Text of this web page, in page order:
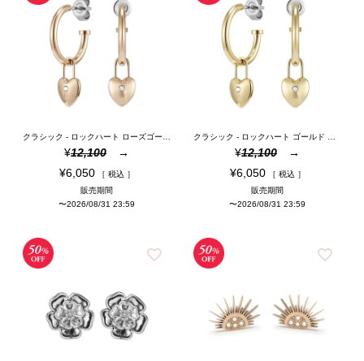
¥12,100
¥6,050
税込
販売期間
〜2026/08/31 23:59
¥12,100
¥6,050
税込
販売期間
〜2026/08/31 23:59